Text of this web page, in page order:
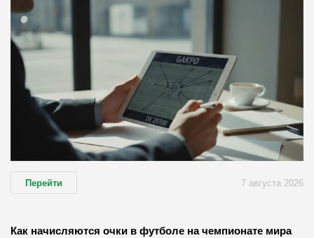
Перейти 7 августа 2026
Как начисляются очки в футболе на чемпионате мира